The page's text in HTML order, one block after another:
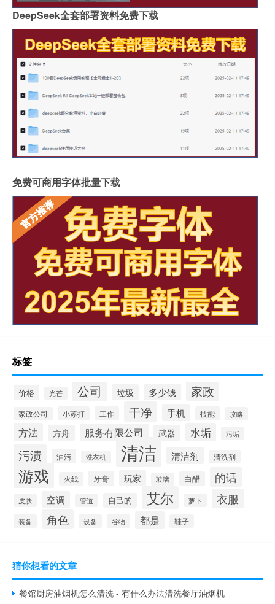
DeepSeek全套部署资料免费下载
免费可商用字体批量下载
标签
价格 光芒 公司 垃圾 多少钱 家政
家政公司 小苏打 工作 干净 手机 技能 攻略
方法 方舟 服务有限公司 武器 水垢 污垢
污渍 油污 洗衣机 清洁 清洁剂 清洗剂
游戏 火线 牙膏 玩家 玻璃 白醋 的话
皮肤 空调 管道 自己的 艾尔 萝卜 衣服
装备 角色 设备 谷物 都是 鞋子
猜你想看的文章
餐馆厨房油烟机怎么清洗 - 有什么办法清洗餐厅油烟机